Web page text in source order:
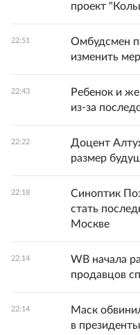
проект
22:51
Омбудсмен
изменить
22:43
Ребенок и
из-за
22:22
Доцент
размер
22:18
Синоптик
стать
Москве
22:14
WB начала
продавцов
22:14
Маск
в